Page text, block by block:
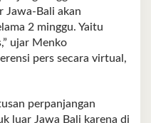
Jawa-Bali akan
2 minggu. Yaitu
ujar Menko
pers secara virtual,
perpanjangan
luar Jawa Bali karena di